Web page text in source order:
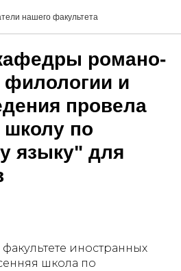
нашего факультета
романо-
филологии и
провела
по
языку" для
иностранных
школа по